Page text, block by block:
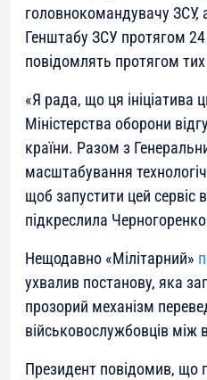
головнокомандувачу ЗСУ,
Генштабу ЗСУ протягом
повідомлять протягом
«Я рада, що ця ініціатива
Міністерства оборони
країни. Разом з
масштабування
щоб запустити цей сервіс
підкреслила
Нещодавно «Мілітарний»
ухвалив постанову, яка
прозорий механізм
військовослужбовців
Президент повідомив, що